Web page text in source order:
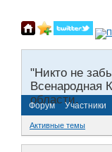
"Никто не
Всенародная
области.
Форум Участники
Активные темы